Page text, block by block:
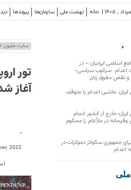
پیوندها سازمان‌ها نهضت ملی خانه
سایت ملیون
تور
آغاز
-
2022
اسلامی ایرانیان – در
اعدام، سرکوب سیاسی–
و نقض حقوق زنان
ماشین اعدام را متوقف
خارج از کشور انجام
وقیحانه در ملأِعام را محکوم
جمهوری سکولار دموکرات در
اعدام